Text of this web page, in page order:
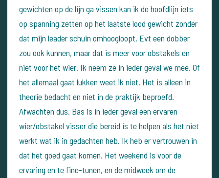
gewichten op de lijn ga vissen kan ik de hoofdlijn iets
op spanning zetten op het laatste lood gewicht zonder
dat mijn leader schuin omhoogloopt. Evt een dobber
zou ook kunnen, maar dat is meer voor obstakels en
niet voor het wier. Ik neem ze in ieder geval we mee. Of
het allemaal gaat lukken weet ik niet. Het is alleen in
theorie bedacht en niet in de praktijk beproefd.
Afwachten dus. Bas is in ieder geval een ervaren
wier/obstakel visser die bereid is te helpen als het niet
werkt wat ik in gedachten heb. Ik heb er vertrouwen in
dat het goed gaat komen. Het weekend is voor de
ervaring en te fine-tunen, en de midweek om de